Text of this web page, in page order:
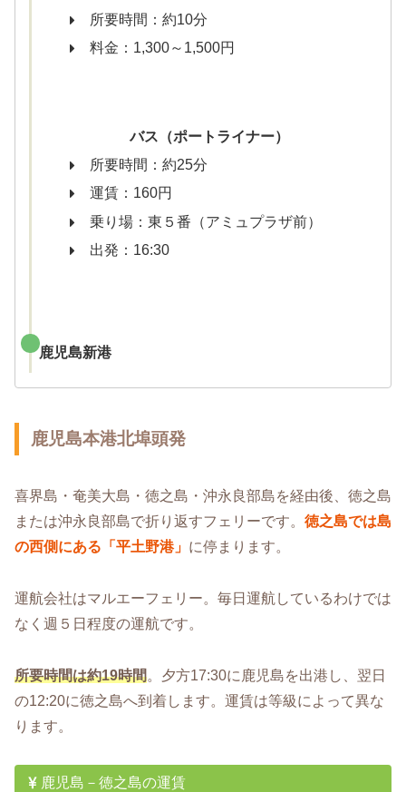
所要時間：約10分
料金：1,300～1,500円
バス（ポートライナー）
所要時間：約25分
運賃：160円
乗り場：東５番（アミュプラザ前）
出発：16:30
鹿児島新港
鹿児島本港北埠頭発
喜界島・奄美大島・徳之島・沖永良部島を経由後、徳之島
または沖永良部島で折り返すフェリーです。 徳之島では島
の西側にある「平土野港」 に停まります。
運航会社はマルエーフェリー。毎日運航しているわけでは
なく週５日程度の運航です。
所要時間は約19時間。夕方17:30に鹿児島を出港し、翌日
の12:20に徳之島へ到着します。運賃は等級によって異な
ります。
鹿児島－徳之島の運賃